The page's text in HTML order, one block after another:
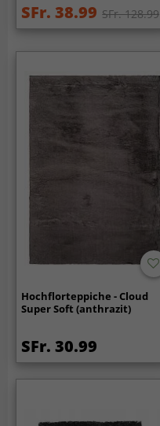
SFr. 38.99 SFr. 128.99
Hochflorteppiche - Cloud
Super Soft (anthrazit)
SFr. 30.99